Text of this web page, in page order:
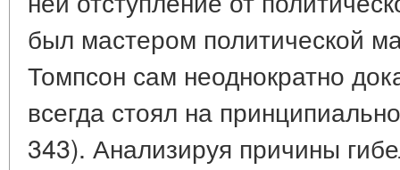
был мастером политической
Томпсон сам неоднократно
всегда стоял на
343). Анализируя причины